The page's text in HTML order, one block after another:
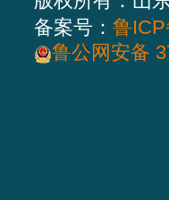
备案号： 鲁
鲁公网安备